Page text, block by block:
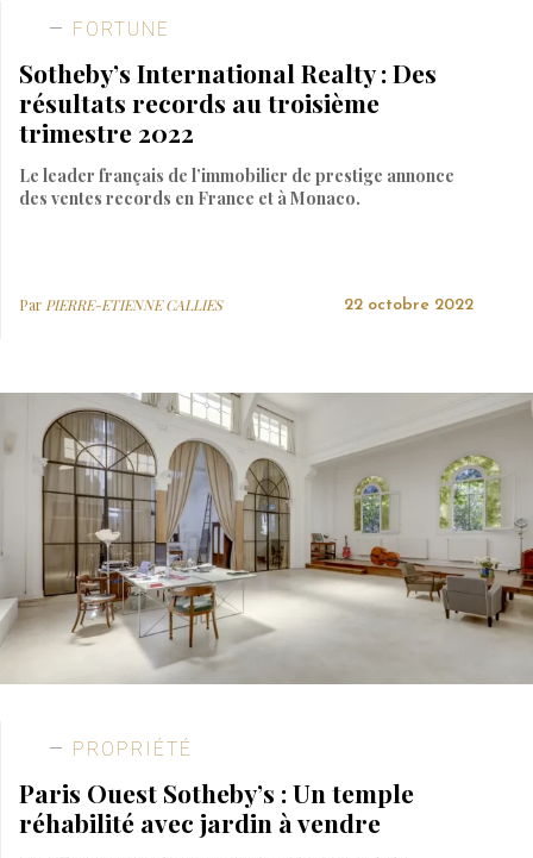
FORTUNE
Sotheby’s International Realty : Des
résultats records au troisième
trimestre 2022
Le leader français de l’immobilier de prestige annonce
des ventes records en France et à Monaco.
ParPIERRE-ETIENNE CALLIES 22 octobre 2022
PROPRIÉTÉ
Paris Ouest Sotheby’s : Un temple
réhabilité avec jardin à vendre